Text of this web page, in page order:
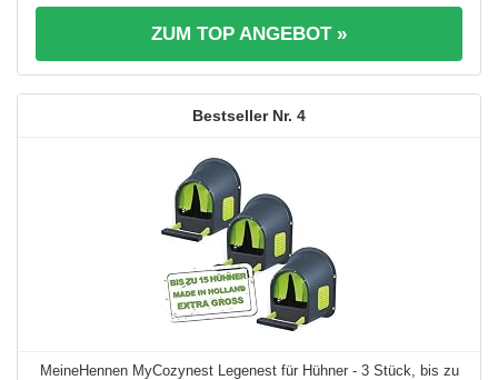
ZUM TOP ANGEBOT »
4
MeineHennen MyCozynest Legenest für Hühner - 3 Stück, bis zu